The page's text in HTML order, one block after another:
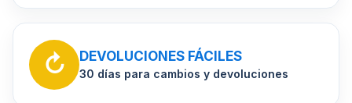
↻ DEVOLUCIONES FÁCILES
30 días para cambios y devoluciones